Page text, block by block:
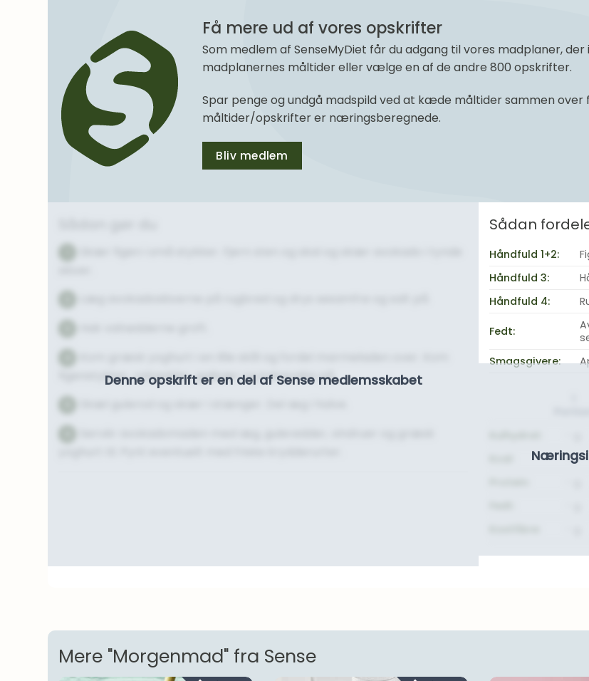
Få mere ud af vores opskrifter
Som medlem af SenseMyDiet får du adgang til vores madplaner,
madplanernes måltider eller vælge en af de andre 800 opskrifter.
Spar penge og undgå madspild ved at kæde måltider sammen over
måltider/opskrifter er næringsberegnede.
Bliv medlem
Denne opskrift er en del af Sense medlemsskabet
figenstykker, valnødder, gojibær og kakaonibs på.
Sådan
Håndfuld 1+2:
Håndfuld 3:
Håndfuld 4:
Fedt:
Smagsgivere:
-
Mere "Morgenmad" fra Sense